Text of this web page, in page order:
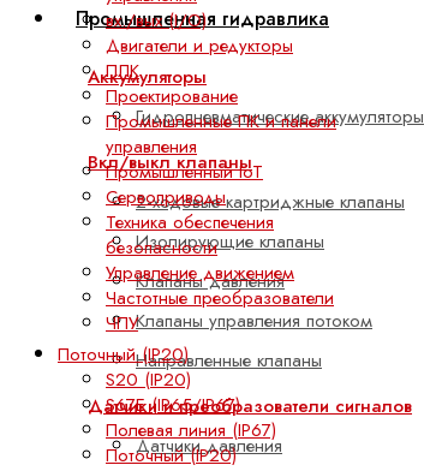
Промышленная гидравлика
Аккумуляторы
Гидропневматические аккумуляторы
Вкл/выкл клапаны
2-ходовые картриджные клапаны
Изолирующие клапаны
Клапаны давления
Клапаны управления потоком
Направленные клапаны
Датчики и преобразователи сигналов
Датчики давления
вх./вых (I/O)
Двигатели и редукторы
ПЛК
Проектирование
Промышленные ПК и панели
управления
Промышленный IoT
Сервоприводы
Техника обеспечения
безопасности
Управление движением
Частотные преобразователи
ЧПУ
Поточный (IP20)
S20 (IP20)
S67E (IP65/IP67)
Полевая линия (IP67)
Поточный (IP20)